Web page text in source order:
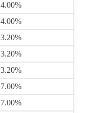
4.00%
4.00%
3.20%
3.20%
3.20%
7.00%
7.00%